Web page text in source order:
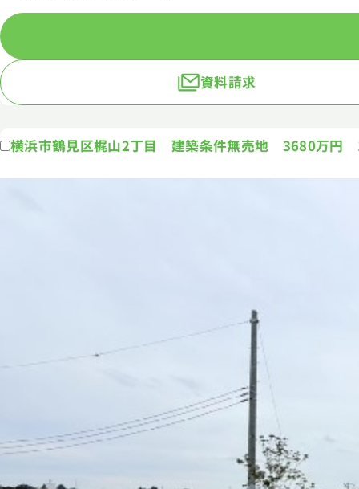
資料請求
横浜市鶴見区梶山2丁目 建築条件無売地 3680万円